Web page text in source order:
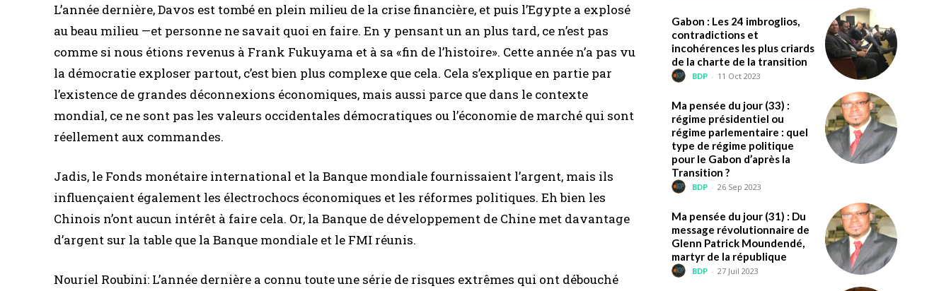
L’année dernière, Davos est tombé en plein milieu de la crise financière, et puis l’Egypte a explosé
au beau milieu —et personne ne savait quoi en faire. En y pensant un an plus tard, ce n’est pas
comme si nous étions revenus à Frank Fukuyama et à sa «fin de l’histoire». Cette année n’a pas vu
la démocratie exploser partout, c’est bien plus complexe que cela. Cela s’explique en partie par
l’existence de grandes déconnexions économiques, mais aussi parce que dans le contexte
mondial, ce ne sont pas les valeurs occidentales démocratiques ou l’économie de marché qui sont
réellement aux commandes.
Jadis, le Fonds monétaire international et la Banque mondiale fournissaient l’argent, mais ils
influençaient également les électrochocs économiques et les réformes politiques. Eh bien les
Chinois n’ont aucun intérêt à faire cela. Or, la Banque de développement de Chine met davantage
d’argent sur la table que la Banque mondiale et le FMI réunis.
Nouriel Roubini: L’année dernière a connu toute une série de risques extrêmes qui ont débouché
Gabon : Les 24 imbroglios,
contradictions et
incohérences les plus criards
de la charte de la transition
BDP - 11 Oct 2023
Ma pensée du jour (33) :
régime présidentiel ou
régime parlementaire : quel
type de régime politique
pour le Gabon d’après la
Transition ?
BDP - 26 Sep 2023
Ma pensée du jour (31) : Du
message révolutionnaire de
Glenn Patrick Moundendé,
martyr de la république
BDP - 27 Juil 2023